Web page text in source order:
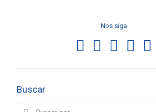
Nos siga
Buscar